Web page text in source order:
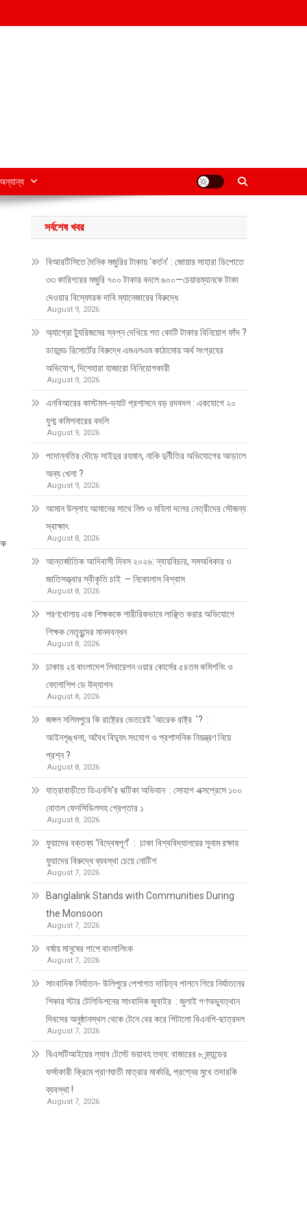
অন্যান্য
সর্বশেষ খবর
বিআরটিসিতে দৈনিক মজুরির টাকায় ‘কর্তন’ : জোয়ার সাহারা ডিপোতে
৩৩ কারিগরের মজুরি ৭০০ টাকার বদলে ৬০০—চেয়ারম্যানকে টাকা
দেওয়ার বিস্ফোরক দাবি ম্যানেজারের বিরুদ্ধে
August 9, 2026
অ্যাগ্রো ট্যুরিজমের স্বপ্ন দেখিয়ে শত কোটি টাকার বিনিয়োগ ফাঁদ ?
ডায়মন্ড রিসোর্টের বিরুদ্ধে এমএলএম কাঠামোয় অর্থ সংগ্রহের
অভিযোগ, দিশেহারা হাজারো বিনিয়োগকারী
August 9, 2026
এনবিআরের কাস্টমস-ভ্যাট প্রশাসনে বড় রদবদল : একযোগে ২০
যুগ্ম কমিশনারের বদলি
August 9, 2026
পদোন্নতির দৌড়ে সাইদুর রহমান, নাকি দুর্নীতির অভিযোগের আড়ালে
অন্য খেলা ?
August 9, 2026
আমান উল্লাহ আমানের সাথে নিশু ও মহিলা দলের নেত্রীদের সৌজন্য
স্বাক্ষাৎ
August 8, 2026
আন্তর্জাতিক আদিবাসী দিবস ২০২৬: ন্যায়বিচার, সমঅধিকার ও
জাতিসত্ত্বার স্বীকৃতি চাই – নিকোলাস বিশ্বাস
August 8, 2026
শরণখোলায় এক শিক্ষককে শারীরিকভাবে লাঞ্ছিত করার অভিযোগে
শিক্ষক নেতৃবৃন্দের মানববন্ধন
August 8, 2026
ঢাকায় ২য় বাংলাদেশ লিবারেশন ওয়ার কোর্সের ৫৪তম কমিশনিং ও
ফেলোশিপ ডে উদ্‌যাপন
August 8, 2026
জঙ্গল সলিমপুরে কি রাষ্ট্রের ভেতরেই ‘আরেক রাষ্ট্র ’? :
আইনশৃঙ্খলা, অবৈধ বিদ্যুৎ সংযোগ ও প্রশাসনিক নিয়ন্ত্রণ নিয়ে
প্রশ্ন ?
August 8, 2026
যাত্রাবাড়ীতে ডিএনসি’র ঝটিকা অভিযান : সোহাগ এক্সপ্রেসে ১০০
বোতল ফেনসিডিলসহ গ্রেপ্তার ১
August 8, 2026
ফুয়াদের বক্তব্য ‘বিদ্বেষপূর্ণ’ : ঢাকা বিশ্ববিদ্যালয়ের সুনাম রক্ষায়
ফুয়াদের বিরুদ্ধে ব্যবস্থা চেয়ে নোটিশ
August 7, 2026
Banglalink Stands with Communities During
the Monsoon
August 7, 2026
বর্ষায় মানুষের পাশে বাংলালিংক
August 7, 2026
সাংবাদিক নির্যাতন- উলিপুরে পেশাগত দায়িত্ব পালনে গিয়ে নির্যাতনের
শিকার স্টার টেলিভিশনের সাংবাদিক জুবাইর : জুলাই গণঅভ্যুত্থান
দিবসের অনুষ্ঠানস্থল থেকে টেনে বের করে পিটালো বিএনপি-ছাত্রদল
August 7, 2026
বিএসটিআইয়ের ল্যাব টেস্টে ভয়াবহ তথ্য: বাজারের ৮ ব্র্যান্ডের
ফর্সাকারী ক্রিমে প্রাণঘাতী মাত্রার মার্কারি, প্রশ্নের মুখে তদারকি
ব্যবস্থা !
August 7, 2026